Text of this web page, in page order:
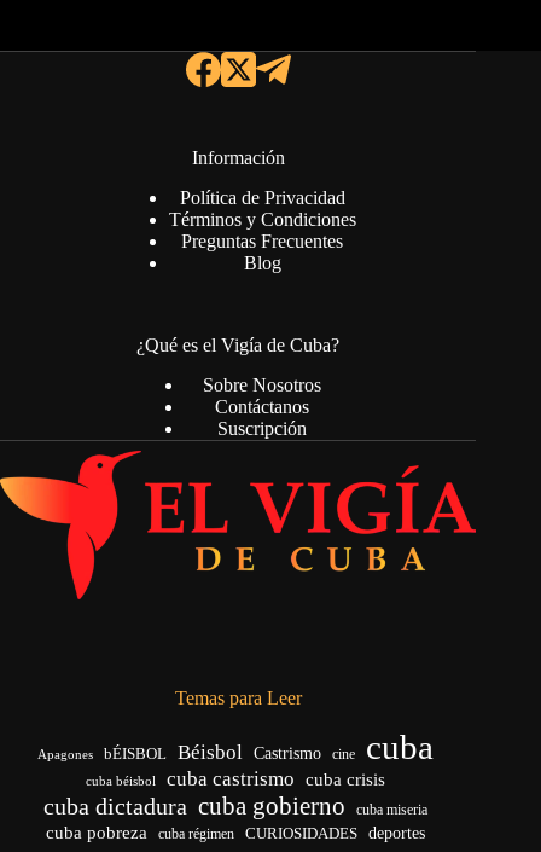
Información
Política de Privacidad
Términos y Condiciones
Preguntas Frecuentes
Blog
¿Qué es el Vigía de Cuba?
Sobre Nosotros
Contáctanos
Suscripción
Temas para Leer
Apagones bÉISBOL Béisbol Castrismo cine cuba
cuba béisbol cuba castrismo cuba crisis
cuba dictadura cuba gobierno cuba miseria
cuba pobreza cuba régimen CURIOSIDADES deportes